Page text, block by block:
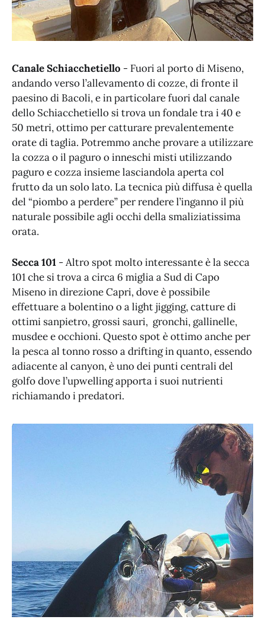
Canale Schiacchetiello - Fuori al porto di Miseno,
andando verso l’allevamento di cozze, di fronte il
paesino di Bacoli, e in particolare fuori dal canale
dello Schiacchetiello si trova un fondale tra i 40 e
50 metri, ottimo per catturare prevalentemente
orate di taglia. Potremmo anche provare a utilizzare
la cozza o il paguro o inneschi misti utilizzando
paguro e cozza insieme lasciandola aperta col
frutto da un solo lato. La tecnica più diffusa è quella
del “piombo a perdere” per rendere l’inganno il più
naturale possibile agli occhi della smaliziatissima
orata.
Secca 101 - Altro spot molto interessante è la secca
101 che si trova a circa 6 miglia a Sud di Capo
Miseno in direzione Capri, dove è possibile
effettuare a bolentino o a light jigging, catture di
ottimi sanpietro, grossi sauri, gronchi, gallinelle,
musdee e occhioni. Questo spot è ottimo anche per
la pesca al tonno rosso a drifting in quanto, essendo
adiacente al canyon, è uno dei punti centrali del
golfo dove l’upwelling apporta i suoi nutrienti
richiamando i predatori.